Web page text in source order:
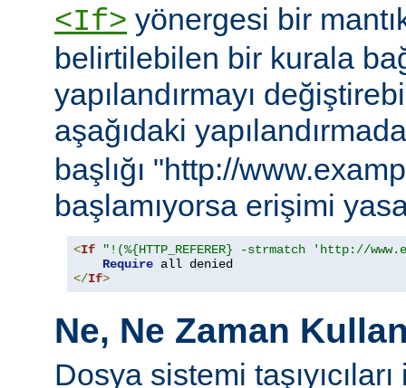
<If> yönergesi bir
belirtilebilen bir kurala
yapılandırmayı
aşağıdaki
başlığı "http://
başlamıyorsa erişimi
<If
"!(%{HTTP_REFERER} -strmatch 'http://
Require
</If>
Ne, Ne Zaman
Dosya sistemi